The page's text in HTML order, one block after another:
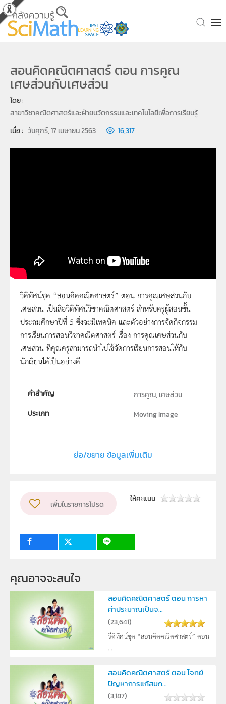
Skip to main content
สอนคิดคณิตศาสตร์ ตอน การคูณ
เศษส่วนกับเศษส่วน
โดย :
สาขาวิชาคณิตศาสตร์และฝ่ายนวัตกรรมและเทคโนโลยีเพื่อการเรียนรู้
เมื่อ : วันศุกร์, 17 เมษายน 2563 16,317
สอนคิดคณิตศาสตร์ ตอน การคูณเศษส่วนกับ
เศษส่วน
วีดิทัศน์ชุด “สอนคิดคณิตศาสตร์” ตอน การคูณเศษส่วนกับ
เศษส่วน เป็นสื่อวีดิทัศน์วิชาคณิตศาสตร์ สำหรับครูผู้สอนชั้น
ประถมศึกษาปีที่ 5 ซึ่งจะมีเทคนิค และตัวอย่างการจัดกิจกรรม
การเรียนการสอนวิชาคณิตศาสตร์ เรื่อง การคูณเศษส่วนกับ
เศษส่วน ที่คุณครูสามารถนำไปใช้จัดการเรียนการสอนให้กับ
นักเรียนได้เป็นอย่างดี
คำสำคัญ
การคูณ, เศษส่วน
ประเภท
Moving Image
วิชา
ป.5
กลุ่มเป้าหมาย
ครู
ย่อ/ขยาย ข้อมูลเพิ่มเติม
เพิ่มในรายการโปรด
ให้คะแนน
คุณอาจจะสนใจ
สอนคิดคณิตศาสตร์ ตอน การหา
ค่าประมาณเป็นจ...
(23,641)
วีดิทัศน์ชุด “สอนคิดคณิตศาสตร์” ตอน
...
สอนคิดคณิตศาสตร์ ตอน โจทย์
ปัญหาการแก้สมก...
(3,187)